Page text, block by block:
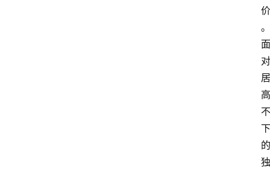
价
。
面
对
居
高
不
下
的
独